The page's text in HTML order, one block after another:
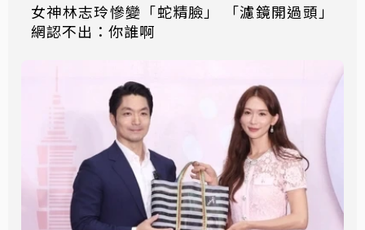
女神林志玲慘變「蛇精臉」 「濾鏡開過頭」
網認不出：你誰啊